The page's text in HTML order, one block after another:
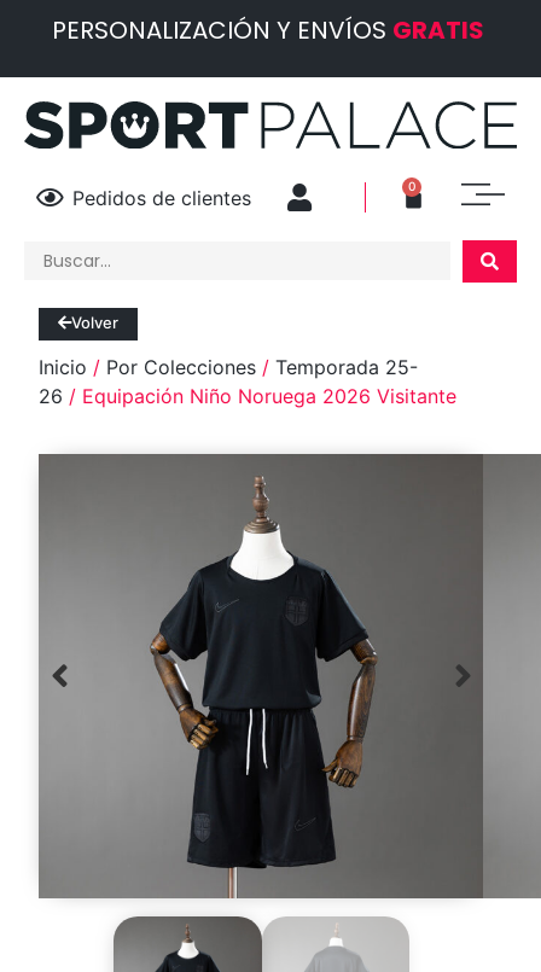
PERSONALIZACIÓN Y ENVÍOS GRATIS
Pedidos de clientes 0
Volver
Inicio / Por Colecciones /Temporada 25-
26 / Equipación Niño Noruega 2026 Visitante